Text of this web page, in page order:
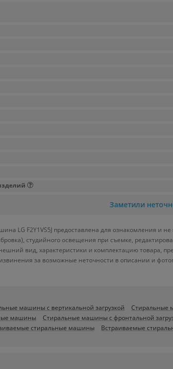
Заметили
LG F2Y1VS5J предоставлена для ознакомления и
студийного освещения при съемке,
вид, характеристики и комплектацию товара,
за возможные неточности в описании и
машины с вертикальной загрузкой Стиральные
машины
Стиральные машины с фронтальной
стиральные машины Встраиваемые